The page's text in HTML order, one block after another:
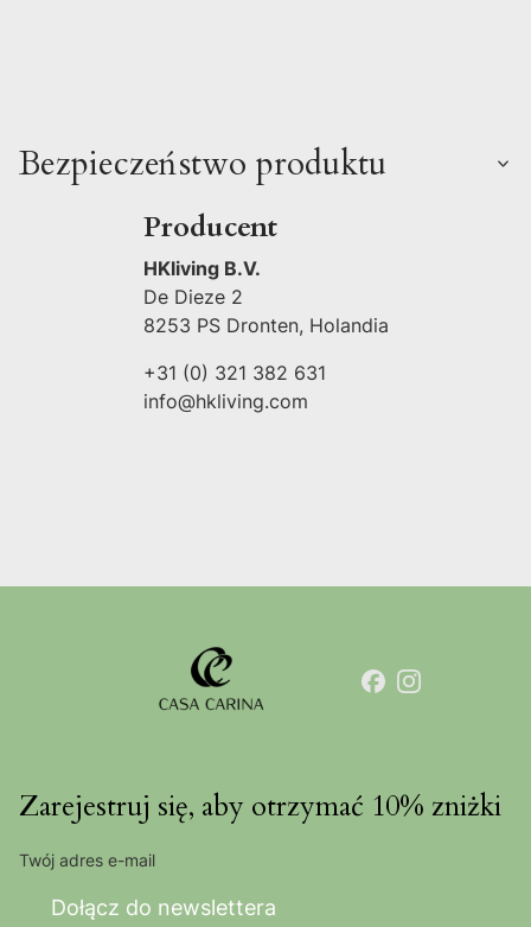
Bezpieczeństwo produktu
Producent
HKliving B.V.
De Dieze 2
8253 PS Dronten, Holandia
+31 (0) 321 382 631
info@hkliving.com
Zarejestruj się, aby otrzymać 10% zniżki
Twój adres e-mail
Dołącz do newslettera